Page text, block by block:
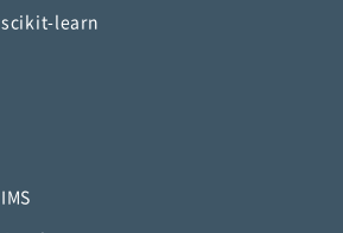
scikit-learn
IMS